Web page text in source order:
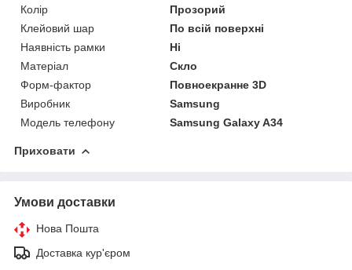
Колір
Прозорий
Клейовий шар
По всій поверхні
Наявність рамки
Ні
Матеріал
Скло
Форм-фактор
Повноекранне 3D
Виробник
Samsung
Модель телефону
Samsung Galaxy A34
Приховати
Умови доставки
Нова Пошта
Доставка кур'єром